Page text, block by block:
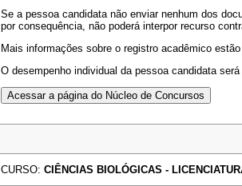
Se a pessoa candidata não enviar nenhum dos
por consequência, não poderá interpor recurso
Mais informações sobre o registro acadêmico
O desempenho individual da pessoa candidata
CURSO: CIÊNCIAS BIOLÓGICAS -